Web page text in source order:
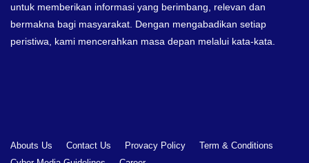
untuk memberikan informasi yang berimbang, relevan dan
bermakna bagi masyarakat. Dengan mengabadikan setiap
peristiwa, kami mencerahkan masa depan melalui kata-kata.
Abouts Us Contact Us Provacy Policy
Term & Conditions